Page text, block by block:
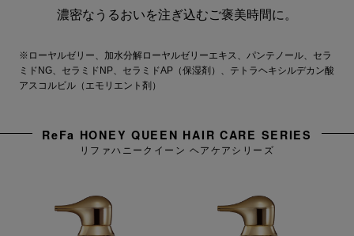
濃密なうるおいを注ぎ込むご褒美時間に。
※ローヤルゼリー、加水分解ローヤルゼリーエキス、パンテノール、セラ
ミドNG、セラミドNP、セラミドAP（保湿剤）、テトラヘキシルデカン酸
アスコルビル（エモリエント剤）
ReFa HONEY QUEEN HAIR CARE SERIES
リファハニークイーン ヘアケアシリーズ